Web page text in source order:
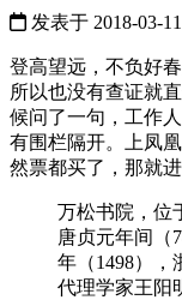
发表于 2018-03-11
登高望远，不负好
所以也没有查证就
候问了一句，工作
有围栏隔开。上凤
然票都买了，那就
万松书院，位
唐贞元年间（
年（1498），
代理学家王阳